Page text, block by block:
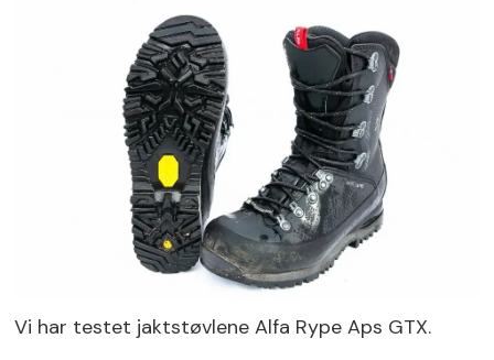
Vi har testet jaktstøvlene Alfa Rype Aps GTX.